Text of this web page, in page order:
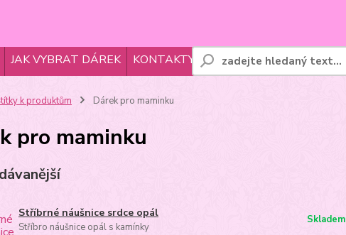
JAK VYBRAT DÁREK KONTAKTY
k produktům Dárek pro maminku
pro maminku
Stříbrné náušnice srdce opál
Stříbro náušnice opál s kamínky
Skladem